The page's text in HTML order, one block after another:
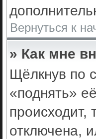
Вернуться к
» Как мне
Щёлкнув по
«поднять»
происходит,
отключена,